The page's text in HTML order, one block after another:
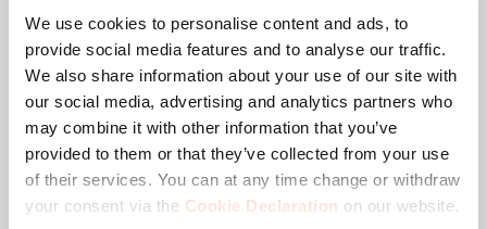
We use cookies to personalise content and ads, to
provide social media features and to analyse our traffic.
We also share information about your use of our site with
our social media, advertising and analytics partners who
may combine it with other information that you’ve
provided to them or that they’ve collected from your use
of their services. You can at any time change or withdraw
your consent via the Cookie Declaration on our website.
(75)
4.7
van
de
sterren.
75
beoordelingen
Grootte van je display:
Slide 1 of 4
M
32-65 "
L
40-77"
XL
55-100"
XL Hero
55 100"
Slide 1 of 2
Naar voren bewegend en